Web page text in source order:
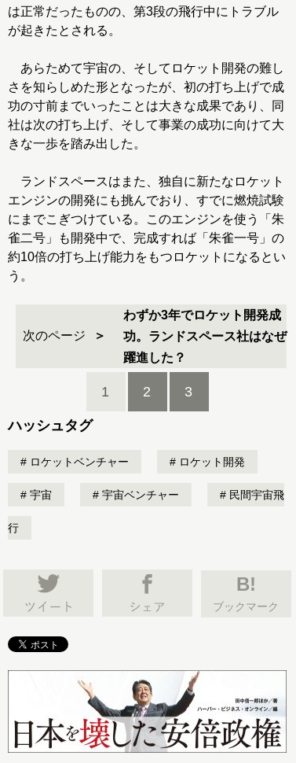
は正常だったものの、第3段の飛行中にトラブル
が起きたとされる。
あらためて宇宙の、そしてロケット開発の難し
さを知らしめた形となったが、初の打ち上げで成
功の寸前までいったことは大きな成果であり、同
社は次の打ち上げ、そして事業の成功に向けて大
きな一歩を踏み出した。
ランドスペースはまた、独自に新たなロケット
エンジンの開発にも挑んでおり、すでに燃焼試験
にまでこぎつけている。このエンジンを使う「朱
雀二号」も開発中で、完成すれば「朱雀一号」の
約10倍の打ち上げ能力をもつロケットになるとい
う。
次のページ
わずか3年でロケット開発成
功。ランドスペース社はなぜ
躍進した？
1 2 3
ハッシュタグ
ロケットベンチャー ロケット開発
宇宙 宇宙ベンチャー 民間宇宙飛
行
B!
ブックマーク